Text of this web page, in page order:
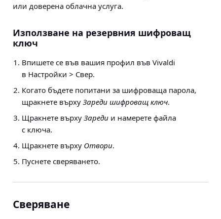
или доверена облачна услуга.
Използване на резервния шифроващ
ключ
Впишете се във вашия профил във Vivaldi
в Настройки > Свер.
Когато бъдете попитани за шифроваща парола,
щракнете върху Зареди шифроващ ключ.
Щракнете върху Зареди и намерете файла
с ключа.
Щракнете върху Отвори.
Пуснете сверяването.
Сверяване